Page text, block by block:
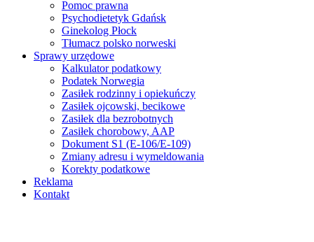
Pomoc prawna
Psychodietetyk Gdańsk
Ginekolog Płock
Tłumacz polsko norweski
Sprawy urzędowe
Kalkulator podatkowy
Podatek Norwegia
Zasiłek rodzinny i opiekuńczy
Zasiłek ojcowski, becikowe
Zasiłek dla bezrobotnych
Zasiłek chorobowy, AAP
Dokument S1 (E-106/E-109)
Zmiany adresu i wymeldowania
Korekty podatkowe
Reklama
Kontakt